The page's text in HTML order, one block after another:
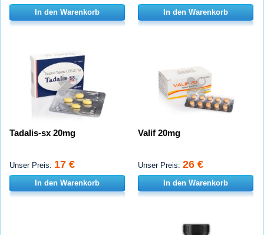
In den Warenkorb In den Warenkorb
Tadalis-sx 20mg
Unser Preis: 17 €
In den Warenkorb
Valif 20mg
Unser Preis: 26 €
In den Warenkorb